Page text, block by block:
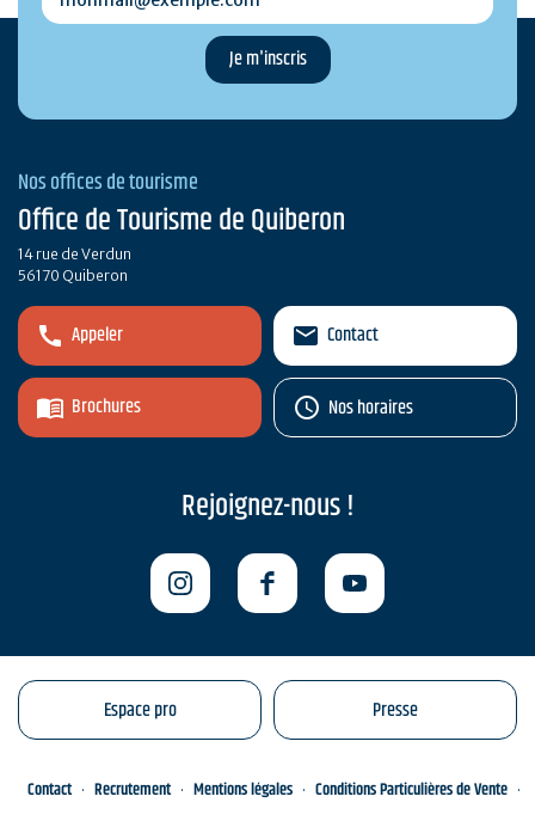
Nos offices de tourisme
Office de Tourisme de Quiberon
14 rue de Verdun
56170 Quiberon
Appeler
Brochures
Contact
Nos horaires
Rejoignez-nous !
Espace pro Presse
Contact Recrutement Mentions légales
Conditions Particulières de Vente